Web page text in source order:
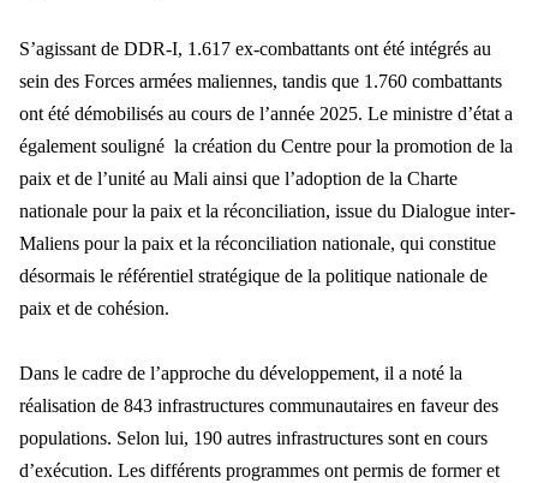
S’agissant de DDR-I, 1.617 ex-combattants ont été intégrés au
sein des Forces armées maliennes, tandis que 1.760 combattants
ont été démobilisés au cours de l’année 2025. Le ministre d’état a
également souligné la création du Centre pour la promotion de la
paix et de l’unité au Mali ainsi que l’adoption de la Charte
nationale pour la paix et la réconciliation, issue du Dialogue inter-
Maliens pour la paix et la réconciliation nationale, qui constitue
désormais le référentiel stratégique de la politique nationale de
paix et de cohésion.
Dans le cadre de l’approche du développement, il a noté la
réalisation de 843 infrastructures communautaires en faveur des
populations. Selon lui, 190 autres infrastructures sont en cours
d’exécution. Les différents programmes ont permis de former et